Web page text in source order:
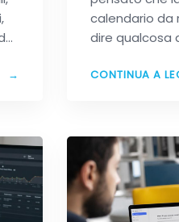
→
calendario da
dire qualcosa
CONTINUA A